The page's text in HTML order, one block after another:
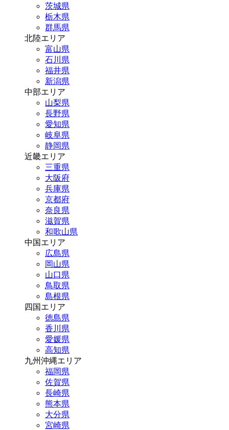
茨城県
栃木県
群馬県
北陸エリア
富山県
石川県
福井県
新潟県
中部エリア
山梨県
長野県
愛知県
岐阜県
静岡県
近畿エリア
三重県
大阪府
兵庫県
京都府
奈良県
滋賀県
和歌山県
中国エリア
広島県
岡山県
山口県
鳥取県
島根県
四国エリア
徳島県
香川県
愛媛県
高知県
九州沖縄エリア
福岡県
佐賀県
長崎県
熊本県
大分県
宮崎県